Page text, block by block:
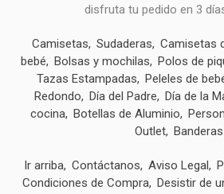
disfruta tu pedido en 3
Camisetas Sudaderas Camisetas
bebé
Bolsas y mochilas Polos de
Tazas Estampadas
Peleles de
Redondo
Día del Padre Día de la
cocina Botellas de Aluminio
Outlet Banderas
Ir arriba Contáctanos Aviso Legal
Condiciones de Compra Desistir de